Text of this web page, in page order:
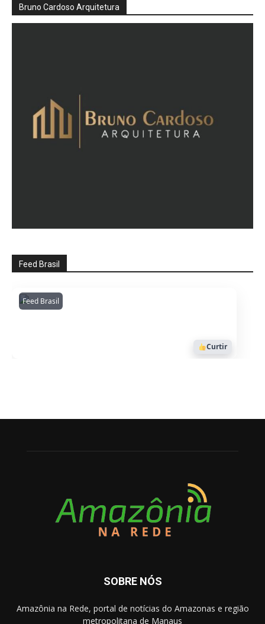
Bruno Cardoso Arquitetura
Feed Brasil
Feed BrasilAmazonianarede
1053
Curtir
SOBRE NÓS
Amazônia na Rede, portal de notícias do Amazonas e região
metropolitana de Manaus